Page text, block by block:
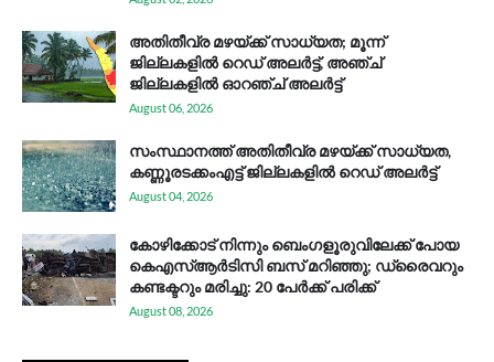
അതിതീവ്ര മഴയ്ക്ക് സാധ്യത; മൂന്ന്
ജില്ലകളിൽ റെഡ് അലർട്ട്, അഞ്ച്
ജില്ലകളിൽ ഓറഞ്ച് അലർട്ട്
August 06, 2026
സം​സ്ഥാ​ന​ത്ത് അ​തി​തീ​വ്ര മ​ഴ​യ്ക്ക് സാ​ധ്യ​ത,
കണ്ണൂരടക്കംഎ​ട്ട് ജി​ല്ല​ക​ളി​ൽ റെ​ഡ് അ​ലർ​ട്ട്
August 04, 2026
കോഴിക്കോട് നിന്നും ബെംഗളൂരുവിലേക്ക് പോയ
കെഎസ്ആര്‍ടിസി ബസ് മറിഞ്ഞു; ഡ്രൈവറും
കണ്ടക്ടറും മരിച്ചു: 20 പേര്‍ക്ക് പരിക്ക്
August 08, 2026